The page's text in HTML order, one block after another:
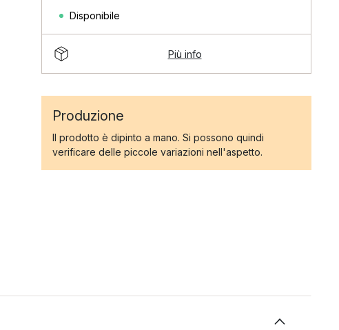
Disponibile
Più info
Produzione
Il prodotto è dipinto a mano. Si possono quindi
verificare delle piccole variazioni nell'aspetto.